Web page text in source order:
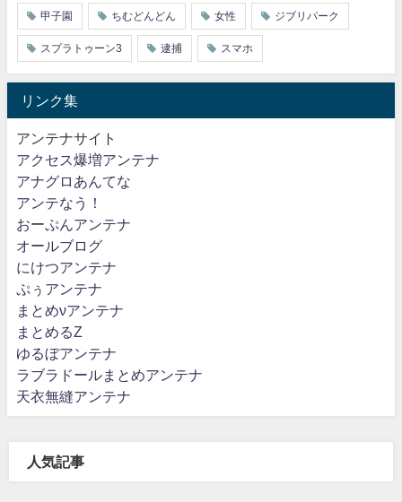
甲子園 ちむどんどん 女性 ジブリパーク
スプラトゥーン3 逮捕 スマホ
リンク集
アンテナサイト
アクセス爆増アンテナ
アナグロあんてな
アンテなう！
おーぷんアンテナ
オールブログ
にけつアンテナ
ぷぅアンテナ
まとめνアンテナ
まとめるZ
ゆるぼアンテナ
ラブラドールまとめアンテナ
天衣無縫アンテナ
人気記事